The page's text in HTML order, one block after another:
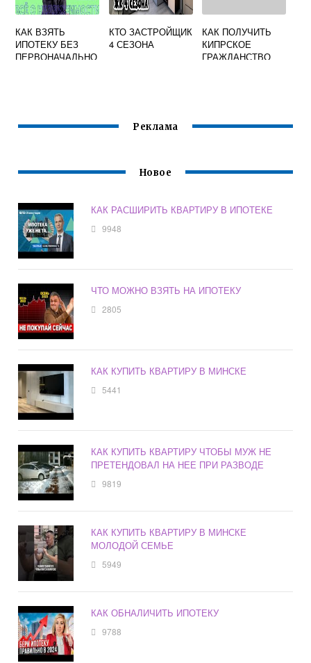
КАК ВЗЯТЬ
ИПОТЕКУ БЕЗ
ПЕРВОНАЧАЛЬНО
КТО ЗАСТРОЙЩИК
4 СЕЗОНА
КАК ПОЛУЧИТЬ
КИПРСКОЕ
ГРАЖДАНСТВО
Реклама
Новое
КАК РАСШИРИТЬ КВАРТИРУ В ИПОТЕКЕ
9948
ЧТО МОЖНО ВЗЯТЬ НА ИПОТЕКУ
2805
КАК КУПИТЬ КВАРТИРУ В МИНСКЕ
5441
КАК КУПИТЬ КВАРТИРУ ЧТОБЫ МУЖ НЕ
ПРЕТЕНДОВАЛ НА НЕЕ ПРИ РАЗВОДЕ
9819
КАК КУПИТЬ КВАРТИРУ В МИНСКЕ
МОЛОДОЙ СЕМЬЕ
5949
КАК ОБНАЛИЧИТЬ ИПОТЕКУ
9788